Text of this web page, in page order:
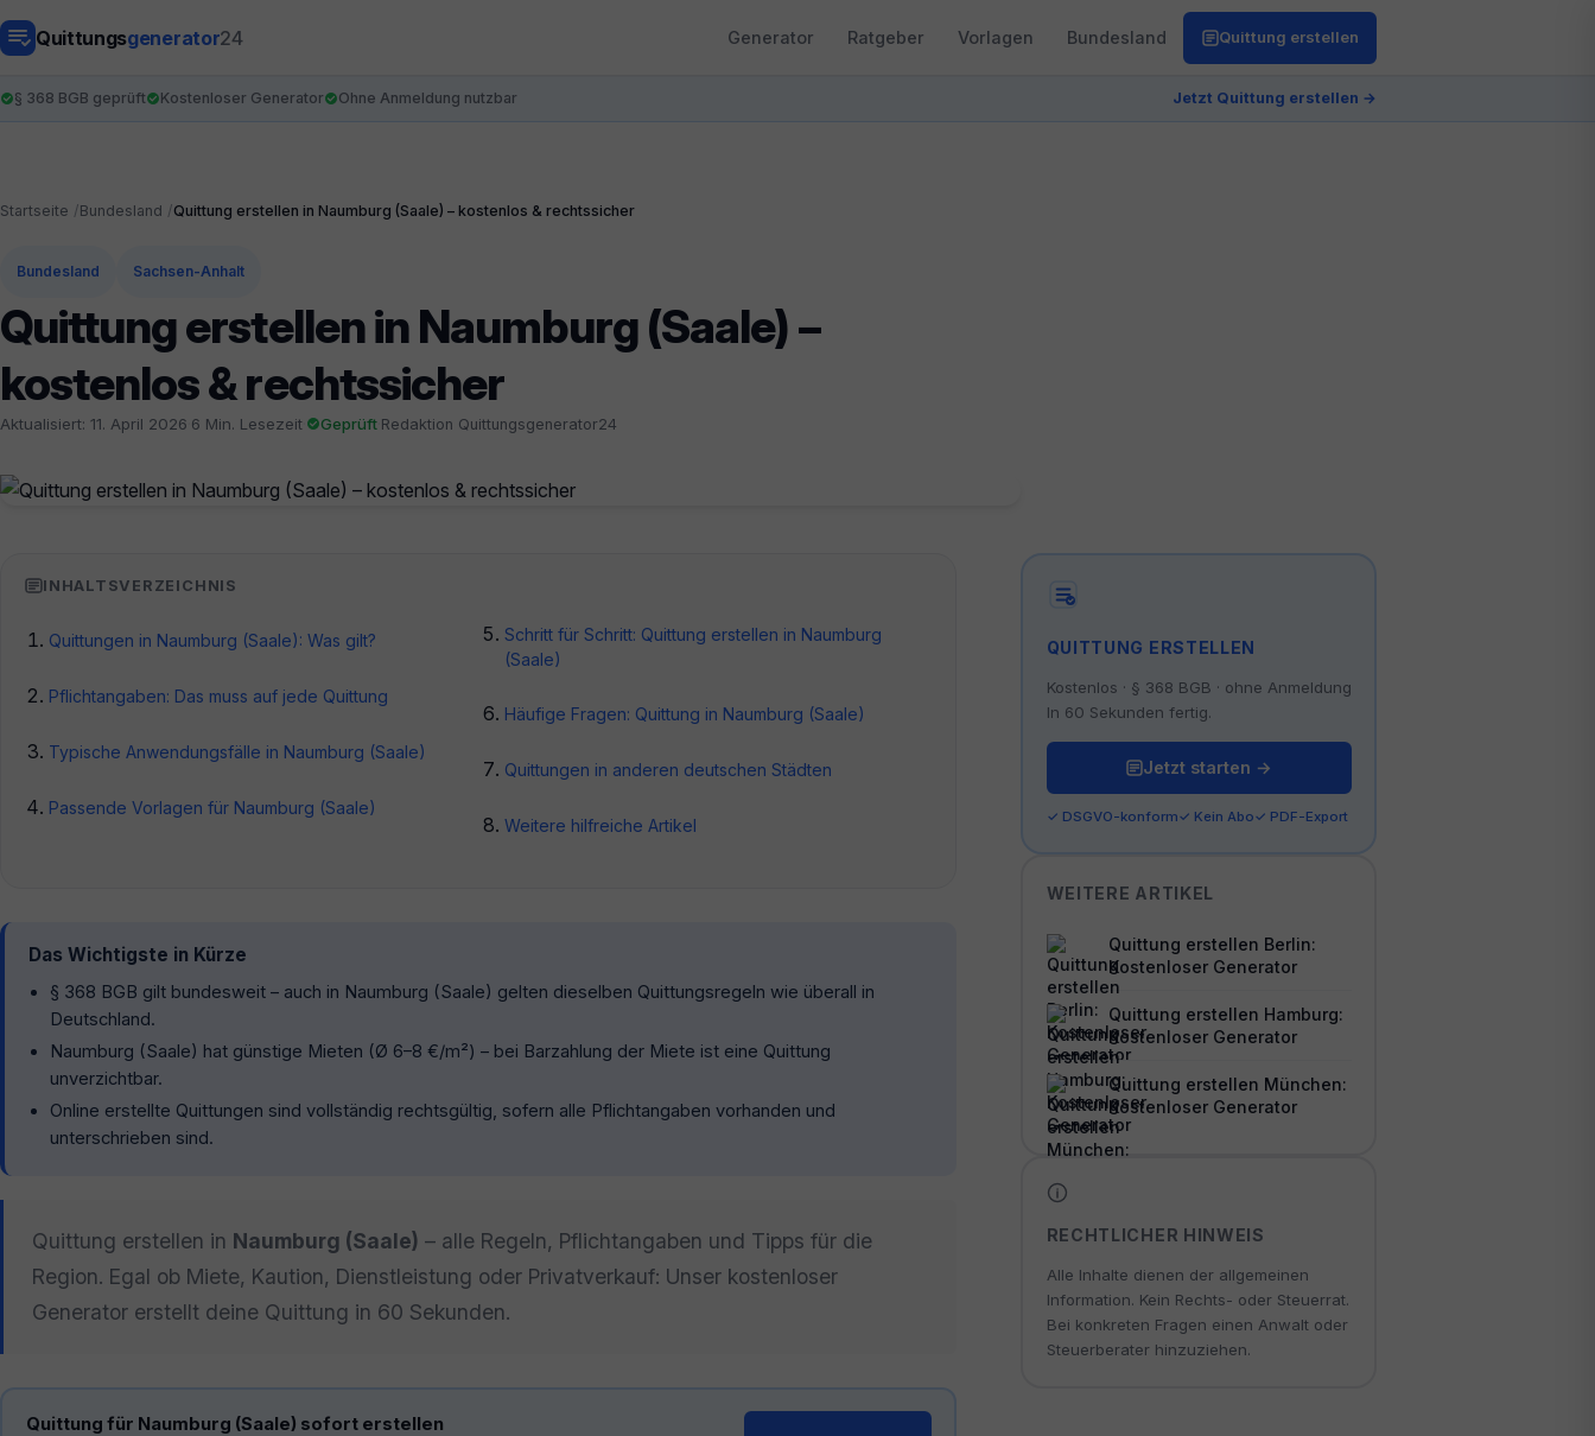
Quittungsgenerator24 Generator Ratgeber Vorlagen Bundesland Quittung erstellen
§ 368 BGB geprüft Kostenloser Generator Ohne Anmeldung nutzbar Jetzt Quittung erstellen →
Startseite Bundesland Quittung erstellen in Naumburg (Saale) – kostenlos & rechtssicher
Bundesland Sachsen-Anhalt
Quittung erstellen in Naumburg (Saale) –
kostenlos & rechtssicher
Aktualisiert: 11. April 2026 6 Min. Lesezeit Geprüft Redaktion Quittungsgenerator24
INHALTSVERZEICHNIS
Quittungen in Naumburg (Saale): Was gilt?
Pflichtangaben: Das muss auf jede Quittung
Typische Anwendungsfälle in Naumburg (Saale)
Passende Vorlagen für Naumburg (Saale)
Schritt für Schritt: Quittung erstellen in Naumburg
(Saale)
Häufige Fragen: Quittung in Naumburg (Saale)
Quittungen in anderen deutschen Städten
Weitere hilfreiche Artikel
Das Wichtigste in Kürze
§ 368 BGB gilt bundesweit – auch in Naumburg (Saale) gelten dieselben Quittungsregeln wie überall in
Deutschland.
Naumburg (Saale) hat günstige Mieten (Ø 6–8 €/m²) – bei Barzahlung der Miete ist eine Quittung
unverzichtbar.
Online erstellte Quittungen sind vollständig rechtsgültig, sofern alle Pflichtangaben vorhanden und
unterschrieben sind.
Quittung erstellen in Naumburg (Saale) – alle Regeln, Pflichtangaben und Tipps für die
Region. Egal ob Miete, Kaution, Dienstleistung oder Privatverkauf: Unser kostenloser
Generator erstellt deine Quittung in 60 Sekunden.
Quittung für Naumburg (Saale) sofort erstellen
QUITTUNG ERSTELLEN
Kostenlos · § 368 BGB · ohne Anmeldung
In 60 Sekunden fertig.
Jetzt starten →
✓ DSGVO-konform✓ Kein Abo✓ PDF-Export
WEITERE ARTIKEL
Quittung erstellen Berlin:
Kostenloser Generator
Quittung erstellen Hamburg:
Kostenloser Generator
Quittung erstellen München:
Kostenloser Generator
RECHTLICHER HINWEIS
Alle Inhalte dienen der allgemeinen
Information. Kein Rechts- oder Steuerrat.
Bei konkreten Fragen einen Anwalt oder
Steuerberater hinzuziehen.